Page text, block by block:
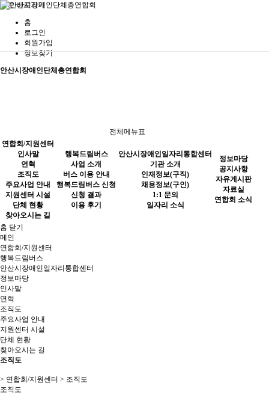
본문 바로가기
홈
로그인
회원가입
정보찾기
안산시장애인단체총연합회
이용 후기
안산시장애인일자리통합센터
정보마당
전체메뉴표
연합회/지원센터
인사말
연혁
조직도
주요사업 안내
지원센터 시설
단체 현황
찾아오시는 길
행복드림버스
사업 소개
버스 이용 안내
행복드림버스 신청
신청 결과
이용 후기
안산시장애인일자리통합센터
기관 소개
인재정보(구직)
채용정보(구인)
1:1 문의
일자리 소식
정보마당
공지사항
자유게시판
자료실
연합회 소식
홈 닫기
메인
연합회/지원센터
행복드림버스
안산시장애인일자리통합센터
정보마당
인사말
연혁
조직도
주요사업 안내
지원센터 시설
단체 현황
찾아오시는 길
조직도
> 연합회/지원센터 > 조직도
조직도